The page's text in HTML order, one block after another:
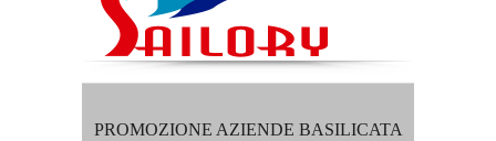
PROMOZIONE AZIENDE BASILICATA